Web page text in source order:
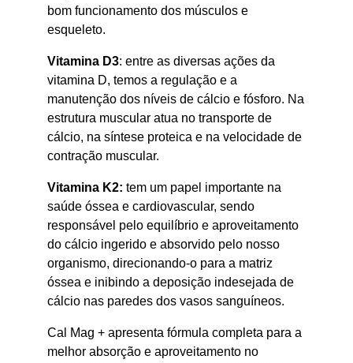
bom funcionamento dos músculos e
esqueleto.
Vitamina D3: entre as diversas ações da
vitamina D, temos a regulação e a
manutenção dos níveis de cálcio e fósforo. Na
estrutura muscular atua no transporte de
cálcio, na síntese proteica e na velocidade de
contração muscular.
Vitamina K2: tem um papel importante na
saúde óssea e cardiovascular, sendo
responsável pelo equilíbrio e aproveitamento
do cálcio ingerido e absorvido pelo nosso
organismo, direcionando-o para a matriz
óssea e inibindo a deposição indesejada de
cálcio nas paredes dos vasos sanguíneos.
Cal Mag + apresenta fórmula completa para a
melhor absorção e aproveitamento no